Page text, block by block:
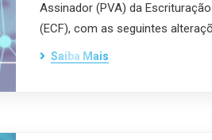
Assinador (PVA) da
(ECF), com as seguintes
Saiba Mais